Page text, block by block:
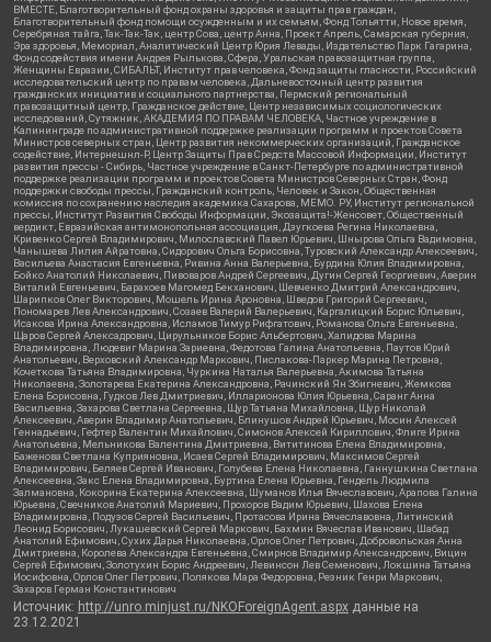
ВМЕСТЕ, Благотворительный фонд охраны здоровья и защиты прав граждан,
Благотворительный фонд помощи осужденным и их семьям, Фонд Тольятти, Новое время,
Серебряная тайга, Так-Так-Так, центр Сова, центр Анна, Проект Апрель, Самарская губерния,
Эра здоровья, Мемориал, Аналитический Центр Юрия Левады, Издательство Парк Гагарина,
Фонд содействия имени Андрея Рылькова, Сфера, Уральская правозащитная группа,
Женщины Евразии, СИБАЛЬТ, Институт прав человека, Фонд защиты гласности, Российский
исследовательский центр по правам человека, Дальневосточный центр развития
гражданских инициатив и социального партнерства, Пермский региональный
правозащитный центр, Гражданское действие, Центр независимых социологических
исследований, Сутяжник, АКАДЕМИЯ ПО ПРАВАМ ЧЕЛОВЕКА, Частное учреждение в
Калининграде по административной поддержке реализации программ и проектов Совета
Министров северных стран, Центр развития некоммерческих организаций, Гражданское
содействие, Интернешнл-Р, Центр Защиты Прав Средств Массовой Информации, Институт
развития прессы - Сибирь, Частное учреждение в Санкт-Петербурге по административной
поддержке реализации программ и проектов Совета Министров Северных Стран, Фонд
поддержки свободы прессы, Гражданский контроль, Человек и Закон, Общественная
комиссия по сохранению наследия академика Сахарова, МЕМО. РУ, Институт региональной
прессы, Институт Развития Свободы Информации, Экозащита!-Женсовет, Общественный
вердикт, Евразийская антимонопольная ассоциация, Дзугкоева Регина Николаевна,
Кривенко Сергей Владимирович, Милославский Павел Юрьевич, Шнырова Ольга Вадимовна,
Чанышева Лилия Айратовна, Сидорович Ольга Борисовна, Туровский Александр Алексеевич,
Васильева Анастасия Евгеньевна, Ривина Анна Валерьевна, Бурдина Юлия Владимировна,
Бойко Анатолий Николаевич, Пивоваров Андрей Сергеевич, Дугин Сергей Георгиевич, Аверин
Виталий Евгеньевич, Барахоев Магомед Бекханович, Шевченко Дмитрий Александрович,
Шарипков Олег Викторович, Мошель Ирина Ароновна, Шведов Григорий Сергеевич,
Пономарев Лев Александрович, Созаев Валерий Валерьевич, Каргалицкий Борис Юльевич,
Исакова Ирина Александровна, Исламов Тимур Рифгатович, Романова Ольга Евгеньевна,
Щаров Сергей Алексадрович, Цирульников Борис Альбертович, Халидова Марина
Владимировна, Людевиг Марина Зариевна, Федотова Галина Анатольевна, Паутов Юрий
Анатольевич, Верховский Александр Маркович, Пислакова-Паркер Марина Петровна,
Кочеткова Татьяна Владимировна, Чуркина Наталья Валерьевна, Акимова Татьяна
Николаевна, Золотарева Екатерина Александровна, Рачинский Ян Збигневич, Жемкова
Елена Борисовна, Гудков Лев Дмитриевич, Илларионова Юлия Юрьевна, Саранг Анна
Васильевна, Захарова Светлана Сергеевна, Щур Татьяна Михайловна, Щур Николай
Алексеевич, Аверин Владимир Анатольевич, Блинушов Андрей Юрьевич, Мосин Алексей
Геннадьевич, Гефтер Валентин Михайлович, Симонов Алексей Кириллович, Флиге Ирина
Анатольевна, Мельникова Валентина Дмитриевна, Вититинова Елена Владимировна,
Баженова Светлана Куприяновна, Исаев Сергей Владимирович, Максимов Сергей
Владимирович, Беляев Сергей Иванович, Голубева Елена Николаевна, Ганнушкина Светлана
Алексеевна, Закс Елена Владимировна, Буртина Елена Юрьевна, Гендель Людмила
Залмановна, Кокорина Екатерина Алексеевна, Шуманов Илья Вячеславович, Арапова Галина
Юрьевна, Свечников Анатолий Мариевич, Прохоров Вадим Юрьевич, Шахова Елена
Владимировна, Подузов Сергей Васильевич, Протасова Ирина Вячеславовна, Литинский
Леонид Борисович, Лукашевский Сергей Маркович, Бахмин Вячеслав Иванович, Шабад
Анатолий Ефимович, Сухих Дарья Николаевна, Орлов Олег Петрович, Добровольская Анна
Дмитриевна, Королева Александра Евгеньевна, Смирнов Владимир Александрович, Вицин
Сергей Ефимович, Золотухин Борис Андреевич, Левинсон Лев Семенович, Локшина Татьяна
Иосифовна, Орлов Олег Петрович, Полякова Мара Федоровна, Резник Генри Маркович,
Захаров Герман Константинович
Источник: http://unro.minjust.ru/NKOForeignAgent.aspx данные на
23.12.2021